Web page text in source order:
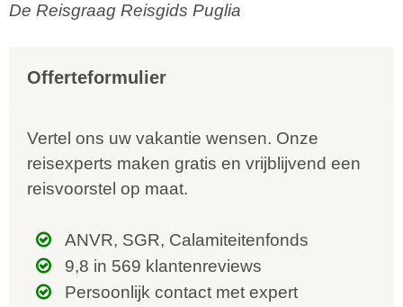
De Reisgraag Reisgids Puglia
Offerteformulier
Vertel ons uw vakantie wensen. Onze
reisexperts maken gratis en vrijblijvend een
reisvoorstel op maat.
ANVR, SGR, Calamiteitenfonds
9,8 in 569 klantenreviews
Persoonlijk contact met expert